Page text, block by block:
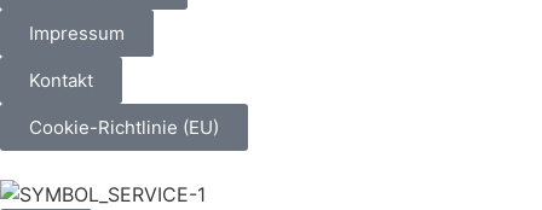
Impressum
Kontakt
Cookie-Richtlinie (EU)